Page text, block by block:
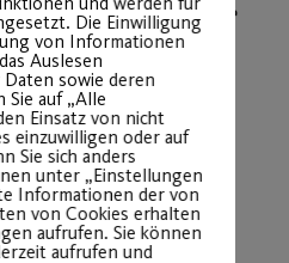
Die technische
Betrieb der App
(vmapit GmbH).
Die Einwilligung
von Informationen
Auslesen
sowie deren
Sie auf „Alle
Einsatz von nicht
einzuwilligen oder auf
Sie sich anders
unter „Einstellungen
Informationen der von
von Cookies erhalten
aufrufen. Sie können
aufrufen und